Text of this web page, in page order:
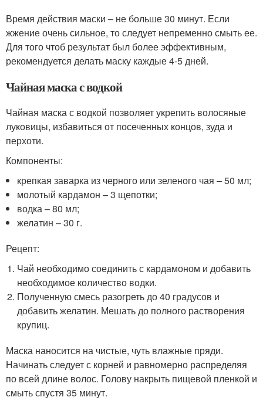
Время действия маски – не больше 30 минут. Если
жжение очень сильное, то следует непременно смыть ее.
Для того чтоб результат был более эффективным,
рекомендуется делать маску каждые 4-5 дней.
Чайная маска с водкой
Чайная маска с водкой позволяет укрепить волосяные
луковицы, избавиться от посеченных концов, зуда и
перхоти.
Компоненты:
крепкая заварка из черного или зеленого чая – 50 мл;
молотый кардамон – 3 щепотки;
водка – 80 мл;
желатин – 30 г.
Рецепт:
Чай необходимо соединить с кардамоном и добавить
необходимое количество водки.
Полученную смесь разогреть до 40 градусов и
добавить желатин. Мешать до полного растворения
крупиц.
Маска наносится на чистые, чуть влажные пряди.
Начинать следует с корней и равномерно распределяя
по всей длине волос. Голову накрыть пищевой пленкой и
смыть спустя 35 минут.